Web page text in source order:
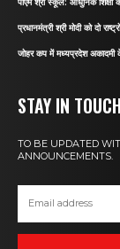
प्रधानमंत्री श्री मोदी को दो
जोहर कप में मध्यप्रदेश अकादमी
STAY IN TOUCH
TO BE UPDATED
ANNOUNCEMENTS.